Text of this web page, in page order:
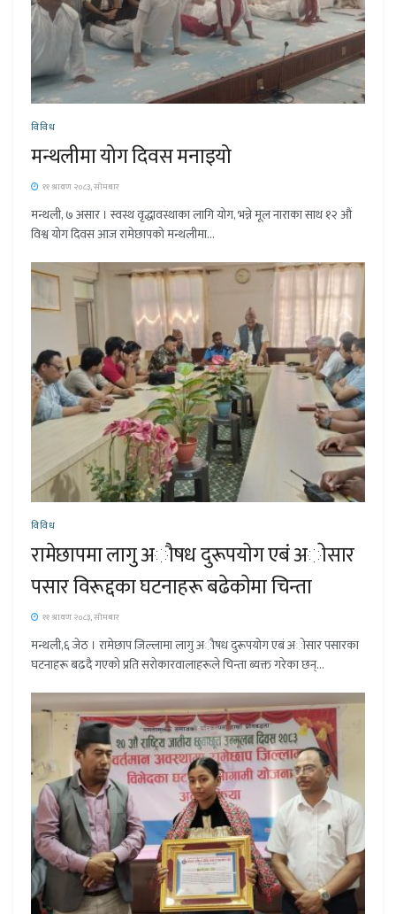
विविध
मन्थलीमा योग दिवस मनाइयो
११ श्रावण २०८३, सोमबार
मन्थली, ७ असार । स्वस्थ वृद्धावस्थाका लागि योग, भन्ने मूल नाराका साथ १२ औं
विश्व योग दिवस आज रामेछापको मन्थलीमा...
विविध
रामेछापमा लागु अौषध दुरूपयाेग एबं अाेसार
पसार विरूद्दका घटनाहरू बढेकाेमा चिन्ता
११ श्रावण २०८३, सोमबार
मन्थली,६ जेठ । रामेछाप जिल्लामा लागु अाैषध दुरूपयाेग एबं अाेसार पसारका
घटनाहरू बढदै गएकाे प्रति सराेकारवालाहरूले चिन्ता ब्यक्त गरेका छन्...